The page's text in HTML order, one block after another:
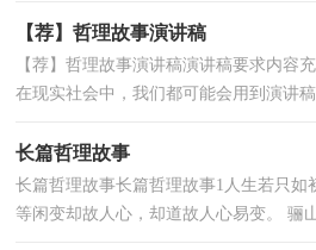
【荐】哲理故事演讲稿
【荐】哲理故事演讲稿演讲稿要求内容
在现实社会中，我们都可能会用到演讲
长篇哲理故事
长篇哲理故事长篇哲理故事1人生若只如
等闲变却故人心，却道故人心易变。 骊